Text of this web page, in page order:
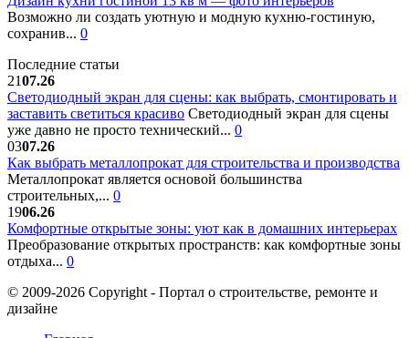
Возможно ли создать уютную и модную кухню-гостиную,
сохранив... 0
Последние статьи
2107.26
Светодиодный экран для сцены: как выбрать, смонтировать и
заставить светиться красиво Светодиодный экран для сцены
уже давно не просто технический... 0
0307.26
Как выбрать металлопрокат для строительства и производства
Металлопрокат является основой большинства
строительных,... 0
1906.26
Комфортные открытые зоны: уют как в домашних интерьерах
Преобразование открытых пространств: как комфортные зоны
отдыха... 0
© 2009-2026 Copyright - Портал о строительстве, ремонте и
дизайне